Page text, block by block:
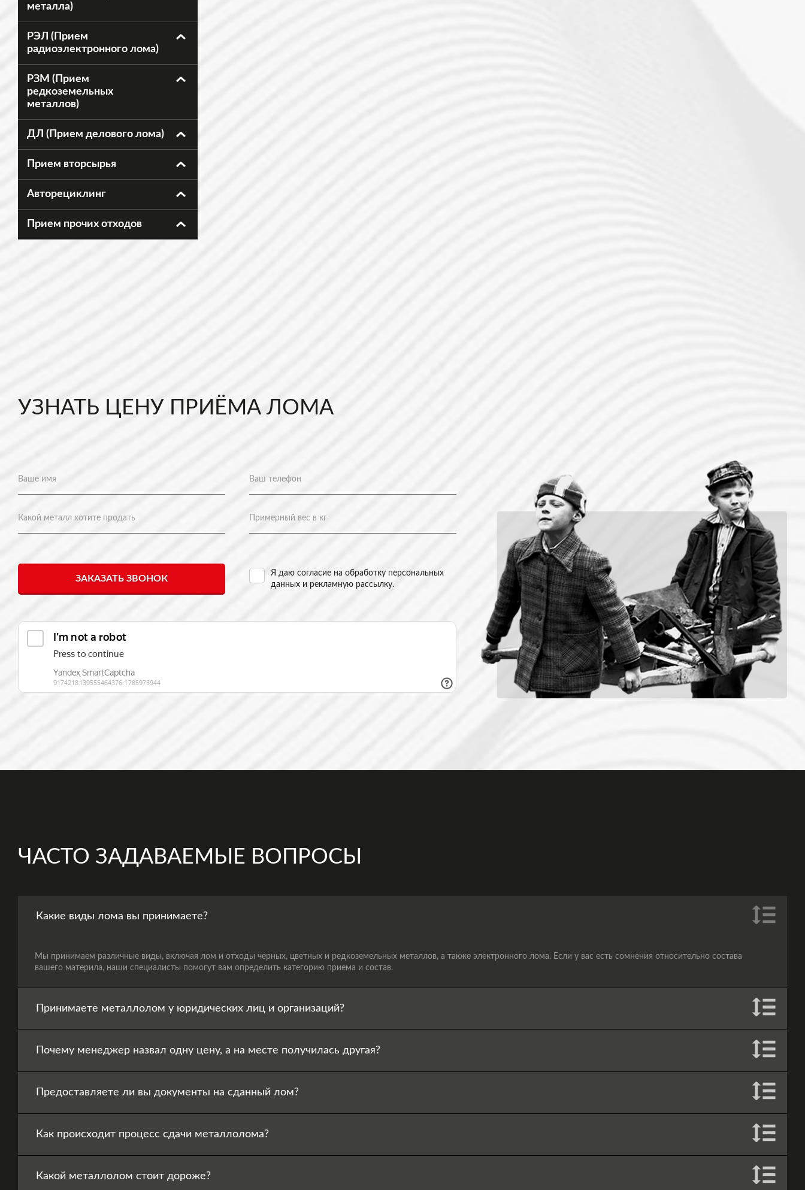
металла)
РЭЛ (Прием
радиоэлектронного лома)
РЗМ (Прием
редкоземельных
металлов)
ДЛ (Прием делового лома)
Прием вторсырья
Авторециклинг
Прием прочих отходов
УЗНАТЬ ЦЕНУ ПРИЁМА ЛОМА
Я даю согласие наобработку персональных
данных и рекламную рассылку.
ЧАСТО ЗАДАВАЕМЫЕ ВОПРОСЫ
Какие виды лома вы принимаете?
Мы принимаем различные виды, включая лом и отходы черных, цветных и редкоземельных металлов, а также электронного лома. Если у вас есть сомнения относительно состава
вашего материла, наши специалисты помогут вам определить категорию приема и состав.
Принимаете металлолом у юридических лиц и организаций?
Почему менеджер назвал одну цену, а на месте получилась другая?
Предоставляете ли вы документы на сданный лом?
Как происходит процесс сдачи металлолома?
Какой металлолом стоит дороже?